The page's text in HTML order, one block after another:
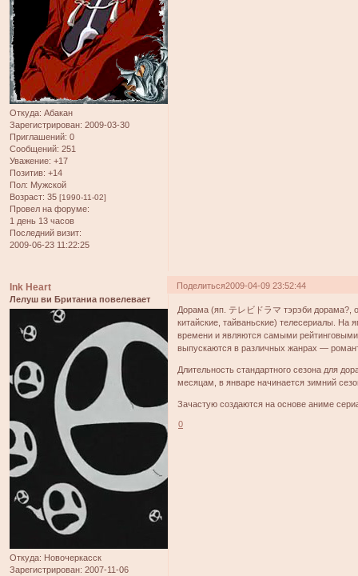
Откуда: Абакан
Зарегистрирован: 2009-03-30
Приглашений: 0
Сообщений: 251
Уважение: +17
Позитив: +14
Пол: Мужской
Возраст: 35 [1990-11-02]
Провел на форуме:
1 день 13 часов
Последний визит:
2009-06-23 11:22:25
Поделиться2009-04-09 23:52:44
Ink Heart
Лелуш ви Британиа повелевает
Откуда: Новочеркасск
Зарегистрирован: 2007-11-06
Дорама (яп. テレビドラマ тэрэби дорама?,
китайские, тайваньские) телесериалы. На
времени и являются самыми
выпускаются в различных жанрах —
Длительность стандартного сезона для
месяцам, в январе начинается зимний
Зачастую создаются на основе аниме
0